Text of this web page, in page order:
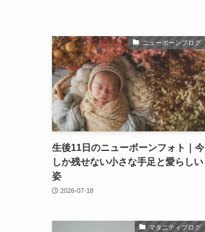
ニューボーンブログ
生後11日のニューボーンフォト｜今
しか残せない小さな手足と愛らしい
姿
2026-07-18
マタニティブログ